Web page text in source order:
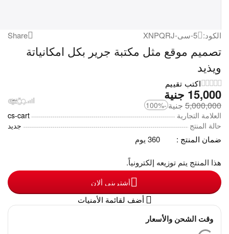
الكود: 5-سى-XNPQRJ Share
تصميم موقع مثل مكتبة جرير بكل امكانياتة
ويذيد
اكتب تقييم
جنية 15,000
جنية 5,000,000
-100%
العلامة التجارية
cs-cart
حالة المنتج
جديد
ضمان المنتج : 360 يوم
هذا المنتج يتم توزيعه إلكترونياً.
أشترينى ألان
أضف لقائمة الأمنيات
وقت الشحن والأسعار